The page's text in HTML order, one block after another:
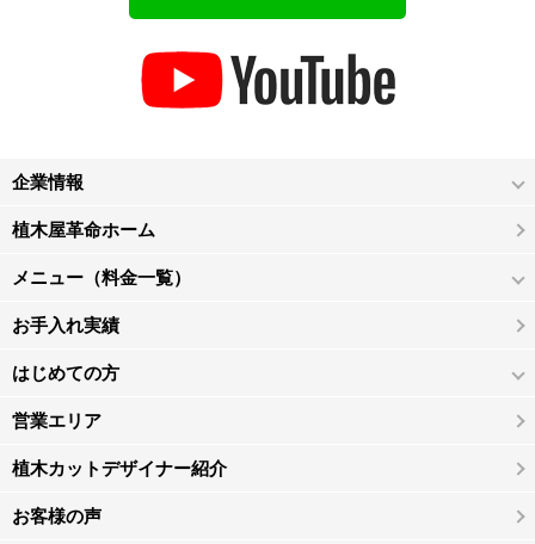
企業情報
植木屋革命ホーム
メニュー（料金一覧）
お手入れ実績
はじめての方
営業エリア
植木カットデザイナー紹介
お客様の声